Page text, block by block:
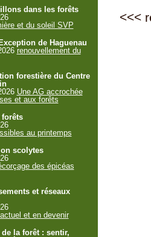
<<<
dans les forêts
et du soleil SVP
de Haguenau
renouvellement du
forestière du Centre
Une AG accrochée
et aux forêts
forêts
au printemps
scolytes
des épicéas
et réseaux
et en devenir
de la forêt : sentir,